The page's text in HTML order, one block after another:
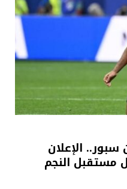
الإعلان
مستقبل النجم